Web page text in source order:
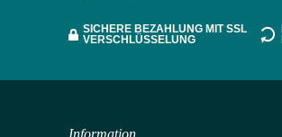
SICHERE BEZAHLUNG MIT SSL
VERSCHLÜSSELUNG